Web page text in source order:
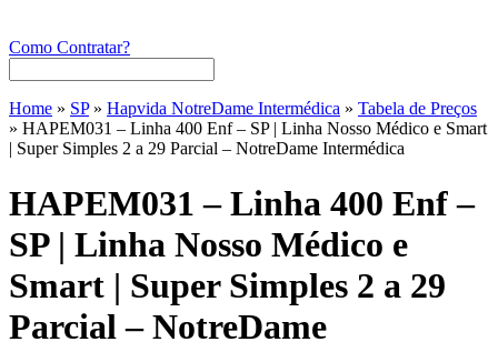
Como Contratar?
Home » SP» Hapvida NotreDame Intermédica » Tabela de Preços
» HAPEM031 – Linha 400 Enf – SP | Linha Nosso Médico e Smart
| Super Simples 2 a 29 Parcial – NotreDame Intermédica
HAPEM031 – Linha 400 Enf –
SP | Linha Nosso Médico e
Smart | Super Simples 2 a 29
Parcial – NotreDame